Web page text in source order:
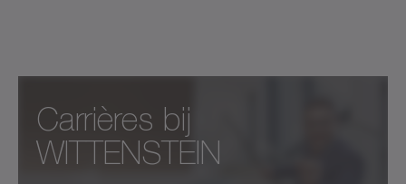
Carrières bij
WITTENSTEIN